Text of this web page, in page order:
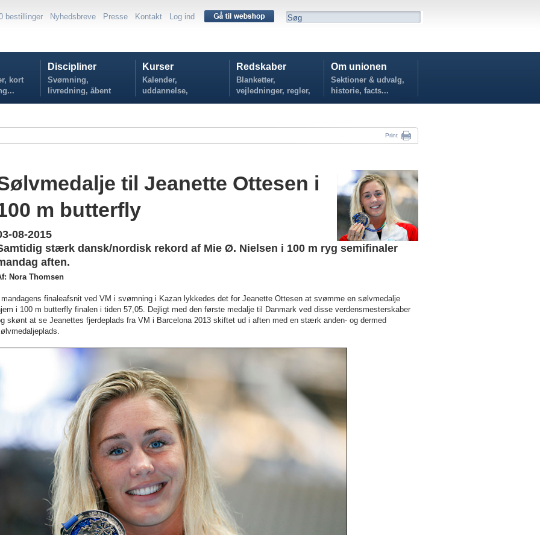
bestillinger Nyhedsbreve Presse Kontakt Log ind
kort
Discipliner
Svømning,
livredning, åbent
vand...
Kurser
Kalender,
uddannelse,
tilmelding...
Redskaber
Blanketter,
vejledninger, regler,
politikker...
Om unionen
Sektioner & udvalg,
historie, facts...
Print
til Jeanette Ottesen i
m butterfly
08-2015
stærk dansk/nordisk rekord af Mie Ø. Nielsen i 100 m ryg semifinaler
aften.
Nora Thomsen
I mandagens finaleafsnit ved VM i svømning i Kazan lykkedes det for Jeanette Ottesen at svømme en sølvmedalje
i 100 m butterfly finalen i tiden 57,05. Dejligt med den første medalje til Danmark ved disse verdensmesterskaber
skønt at se Jeanettes fjerdeplads fra VM i Barcelona 2013 skiftet ud i aften med en stærk anden- og dermed